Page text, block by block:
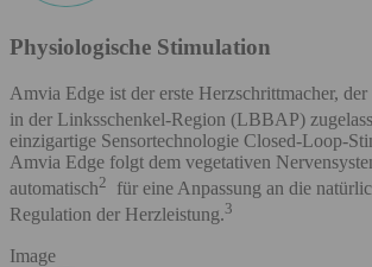
Physiologische Stimulation
Amvia Edge ist der erste Herzschrittmacher,
in der Linksschenkel-Region (LBBAP)
einzigartige Sensortechnologie Closed-Loop-
Amvia Edge folgt dem vegetativen
automatisch2
für eine Anpassung an die
Regulation der Herzleistung.3
Image